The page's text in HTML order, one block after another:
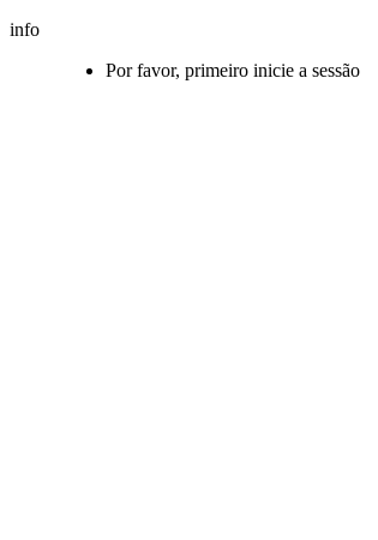
info
Por favor, primeiro inicie a sessão